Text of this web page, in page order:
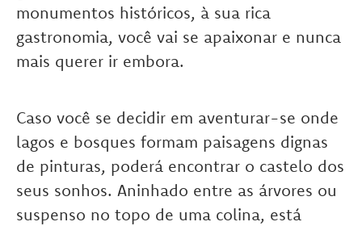
monumentos históricos, à sua rica
gastronomia, você vai se apaixonar e nunca
mais querer ir embora.
Caso você se decidir em aventurar-se onde
lagos e bosques formam paisagens dignas
de pinturas, poderá encontrar o castelo dos
seus sonhos. Aninhado entre as árvores ou
suspenso no topo de uma colina, está